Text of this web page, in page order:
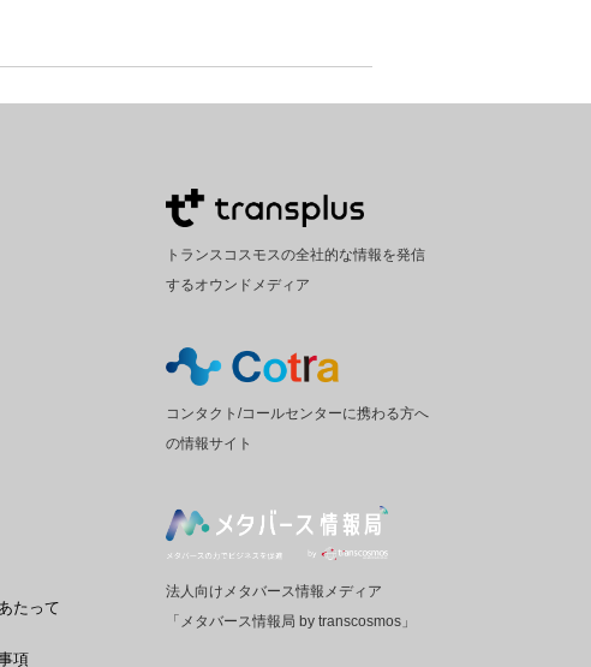
たって
項
トランスコスモスの全社的な情報を発信
するオウンドメディア
コンタクト/コールセンターに携わる方へ
の情報サイト
法人向けメタバース情報メディア
「メタバース情報局 by transcosmos」